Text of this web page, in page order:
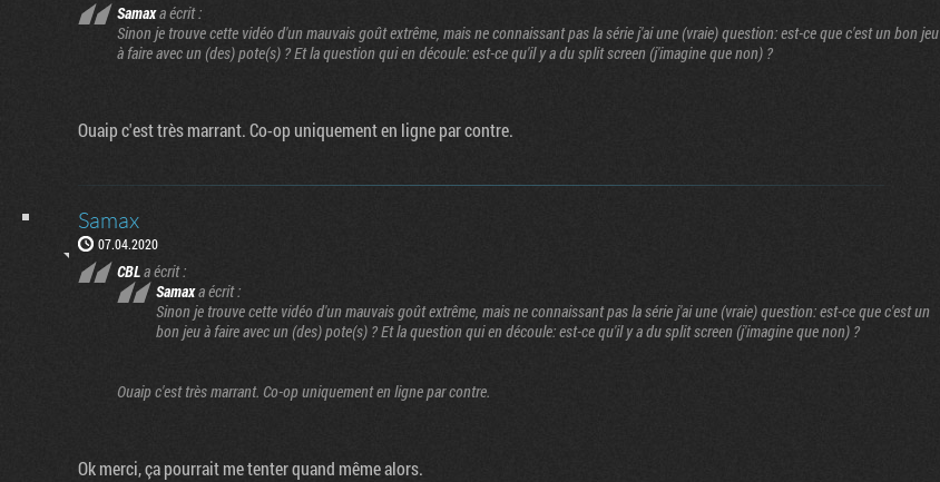
Samaxa écrit :
Sinon je trouve cette vidéo d'un mauvais goût extrême, mais ne connaissant pas la série j'ai une (vraie) question: est-ce que c'est un bon jeu
à faire avec un (des) pote(s) ? Et la question qui en découle: est-ce qu'il y a du split screen (j'imagine que non) ?
Ouaip c'est très marrant. Co-op uniquement en ligne par contre.
Samax
07.04.2020
CBLa écrit :
Samaxa écrit :
Sinon je trouve cette vidéo d'un mauvais goût extrême, mais ne connaissant pas la série j'ai une (vraie) question: est-ce que c'est un
bon jeu à faire avec un (des) pote(s) ? Et la question qui en découle: est-ce qu'il y a du split screen (j'imagine que non) ?
Ouaip c'est très marrant. Co-op uniquement en ligne par contre.
Ok merci, ça pourrait me tenter quand même alors.